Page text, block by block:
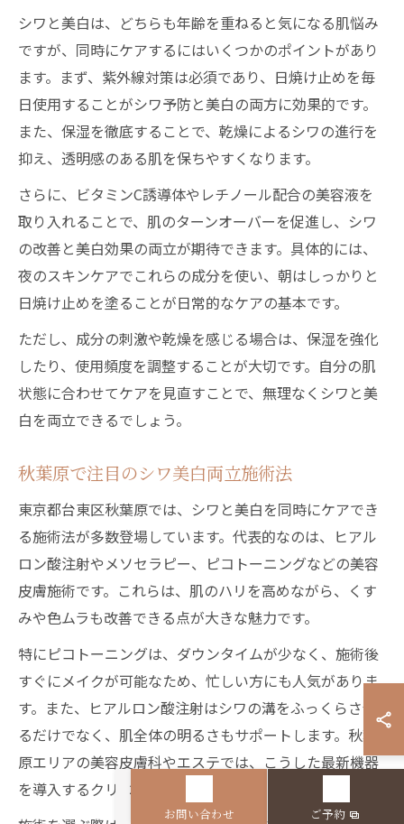
シワと美白は、どちらも年齢を重ねると気になる肌悩み
ですが、同時にケアするにはいくつかのポイントがあり
ます。まず、紫外線対策は必須であり、日焼け止めを毎
日使用することがシワ予防と美白の両方に効果的です。
また、保湿を徹底することで、乾燥によるシワの進行を
抑え、透明感のある肌を保ちやすくなります。
さらに、ビタミンC誘導体やレチノール配合の美容液を
取り入れることで、肌のターンオーバーを促進し、シワ
の改善と美白効果の両立が期待できます。具体的には、
夜のスキンケアでこれらの成分を使い、朝はしっかりと
日焼け止めを塗ることが日常的なケアの基本です。
ただし、成分の刺激や乾燥を感じる場合は、保湿を強化
したり、使用頻度を調整することが大切です。自分の肌
状態に合わせてケアを見直すことで、無理なくシワと美
白を両立できるでしょう。
秋葉原で注目のシワ美白両立施術法
東京都台東区秋葉原では、シワと美白を同時にケアでき
る施術法が多数登場しています。代表的なのは、ヒアル
ロン酸注射やメソセラピー、ピコトーニングなどの美容
皮膚施術です。これらは、肌のハリを高めながら、くす
みや色ムラも改善できる点が大きな魅力です。
特にピコトーニングは、ダウンタイムが少なく、施術後
すぐにメイクが可能なため、忙しい方にも人気がありま
す。また、ヒアルロン酸注射はシワの溝をふっくらさせ
るだけでなく、肌全体の明るさもサポートします。秋葉
原エリアの美容皮膚科やエステでは、こうした最新機器
を導入するクリニックも増えています。
お問い合わせ ご予約